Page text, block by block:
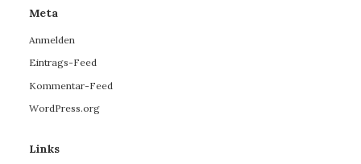
Meta
Anmelden
Eintrags-Feed
Kommentar-Feed
WordPress.org
Links